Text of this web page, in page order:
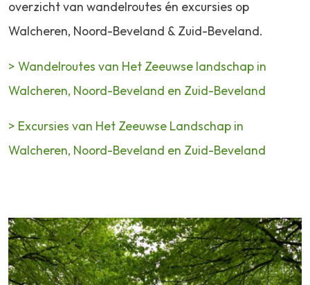
overzicht van wandelroutes én excursies op
Walcheren, Noord-Beveland & Zuid-Beveland.
> Wandelroutes van Het Zeeuwse landschap in
Walcheren, Noord-Beveland en Zuid-Beveland
> Excursies van Het Zeeuwse Landschap in
Walcheren, Noord-Beveland en Zuid-Beveland